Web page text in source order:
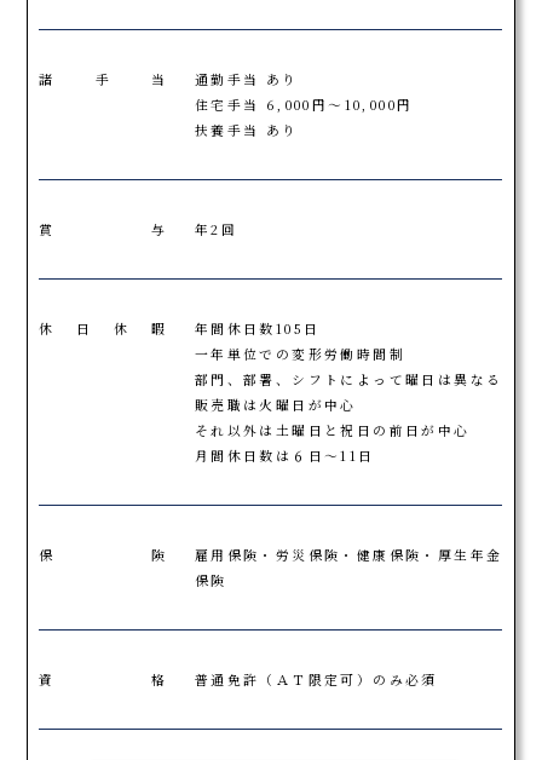
諸手当
通勤手当 あり
住宅手当 6,000円～10,000円
扶養手当 あり
賞与 年2回
休日休暇
年間休日数105日
一年単位での変形労働時間制
部門、部署、シフトによって曜日は異なる
販売職は火曜日が中心
それ以外は土曜日と祝日の前日が中心
月間休日数は６日～11日
保険
雇用保険・労災保険・健康保険・厚生年金
保険
資格 普通免許（ＡＴ限定可）のみ必須